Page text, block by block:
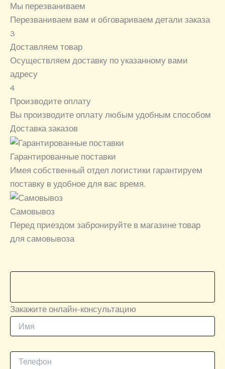
Мы перезваниваем
Перезваниваем вам и обговариваем детали заказа
3
Доставляем товар
Осуществляем доставку по указанному вами
адресу
4
Производите оплату
Вы производите оплату любым удобным способом
Доставка заказов
Гарантированные поставки
Имея собственный отдел логистики гарантируем
поставку в удобное для вас время.
Самовывоз
Перед приездом забронируйте в магазине товар
для самовывоза
Закажите онлайн-консультацию